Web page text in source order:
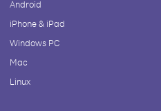
Android
iPhone & iPad
Windows PC
Mac
Linux